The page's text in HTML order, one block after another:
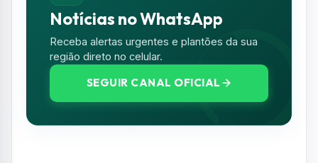
Notícias no WhatsApp
Receba alertas urgentes e plantões da sua
região direto no celular.
SEGUIR CANAL OFICIAL